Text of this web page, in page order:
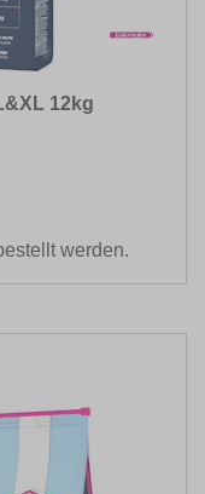
12kg
werden.